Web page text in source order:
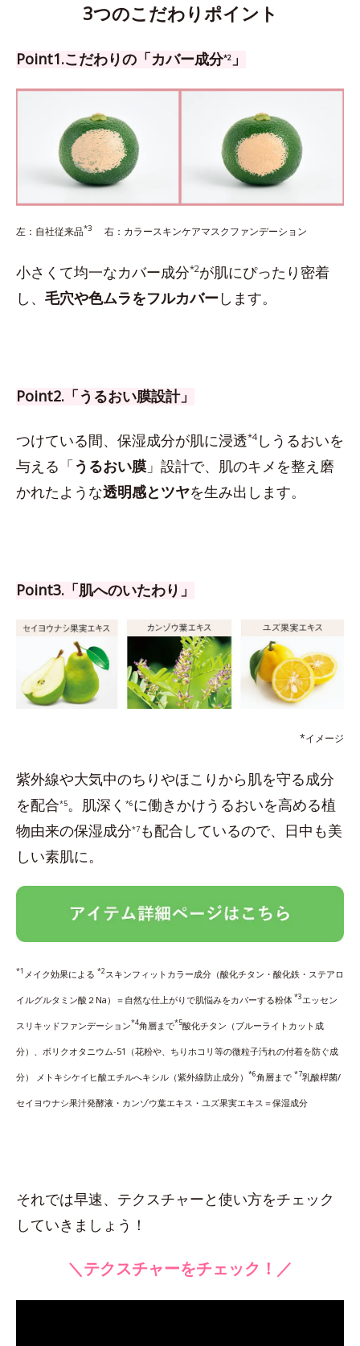
3つのこだわりポイント
Point1.こだわりの「カバー成分*2 」
左：自社従来品*3 右：カラースキンケアマスクファンデーション
小さくて均一なカバー成分*2が肌にぴったり密着
し、 毛穴や色ムラをフルカバーします。
Point2.「うるおい膜設計」
つけている間、保湿成分が肌に浸透*4しうるおいを
与える「うるおい膜 」設計で、肌のキメを整え磨
かれたような透明感とツヤを生み出します。
Point3.「肌へのいたわり」
*イメージ
紫外線や大気中のちりやほこりから肌を守る成分
を配合*5。肌深く *6に働きかけうるおいを高める植
物由来の保湿成分*7 も配合しているので、日中も美
しい素肌に。
*1 メイク効果による *2スキンフィットカラー成分（酸化チタン・酸化鉄・ステアロ
イルグルタミン酸２Na）＝自然な仕上がりで肌悩みをカバーする粉体*3エッセン
スリキッドファンデーション*4角層まで*5酸化チタン（ブルーライトカット成
分）、ボリクオタニウム-51（花粉や、ちりホコリ等の微粒子汚れの付着を防ぐ成
分） メトキシケイヒ酸エチルへキシル（紫外線防止成分） *6角層まで *7乳酸桿菌/
セイヨウナシ果汁発酵液・カンゾウ葉エキス・ユズ果実エキス＝保湿成分
それでは早速、テクスチャーと使い方をチェック
していきましょう！
＼テクスチャーをチェック！／